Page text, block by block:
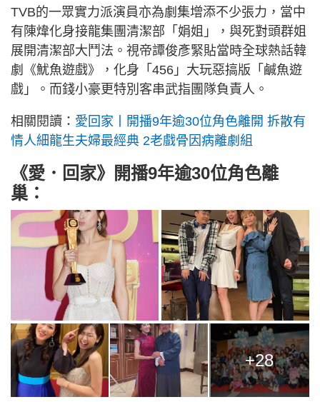
TVB的一眾實力派演員亦為劇集增添不少張力，當中
有陳煒化身接龍集團清潔部「娟姐」，與死對頭群姐
展開清潔部大鬥法。視帝譚俊彥緊貼當時全球熱話韓
劇《魷魚遊戲》，化身「456」大玩惡搞版「鹹魚遊
戲」。而錢小豪更特別客串武指團隊負責人。
相關閱讀： 愛回家丨開播9年逾30位角色離開 拆散有
情人細龍生夫婦最經典 2老戲骨因病離劇組
《愛．回家》開播9年逾30位角色離
巢：
+28